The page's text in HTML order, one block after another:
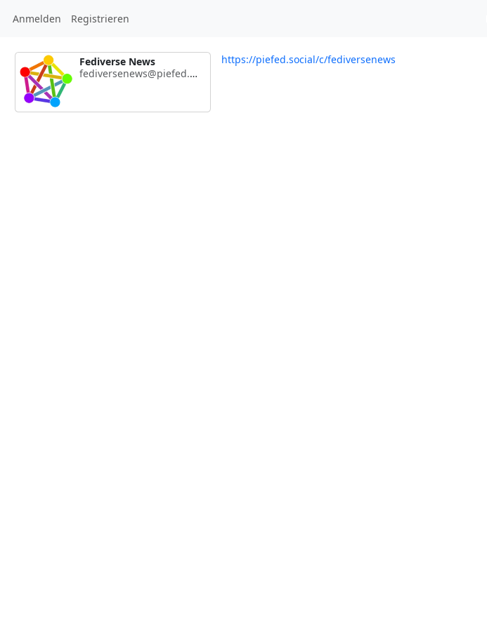
Anmelden Registrieren
Fediverse News
fediversenews@piefed.social
https://piefed.social/c/fediversenews